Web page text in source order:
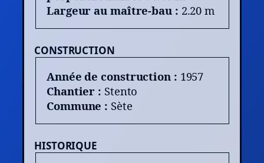
Largeur au maître-bau : 2.20 m
CONSTRUCTION
Année de construction : 1957
Chantier : Stento
Commune : Sète
HISTORIQUE